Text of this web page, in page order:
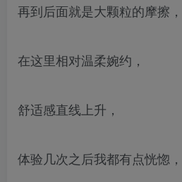
再到后面就是大颗粒的摩擦，
在这里相对温柔婉约，
舒适感直线上升，
体验几次之后我都有点恍惚，